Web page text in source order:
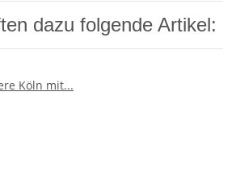
dazu folgende Artikel: